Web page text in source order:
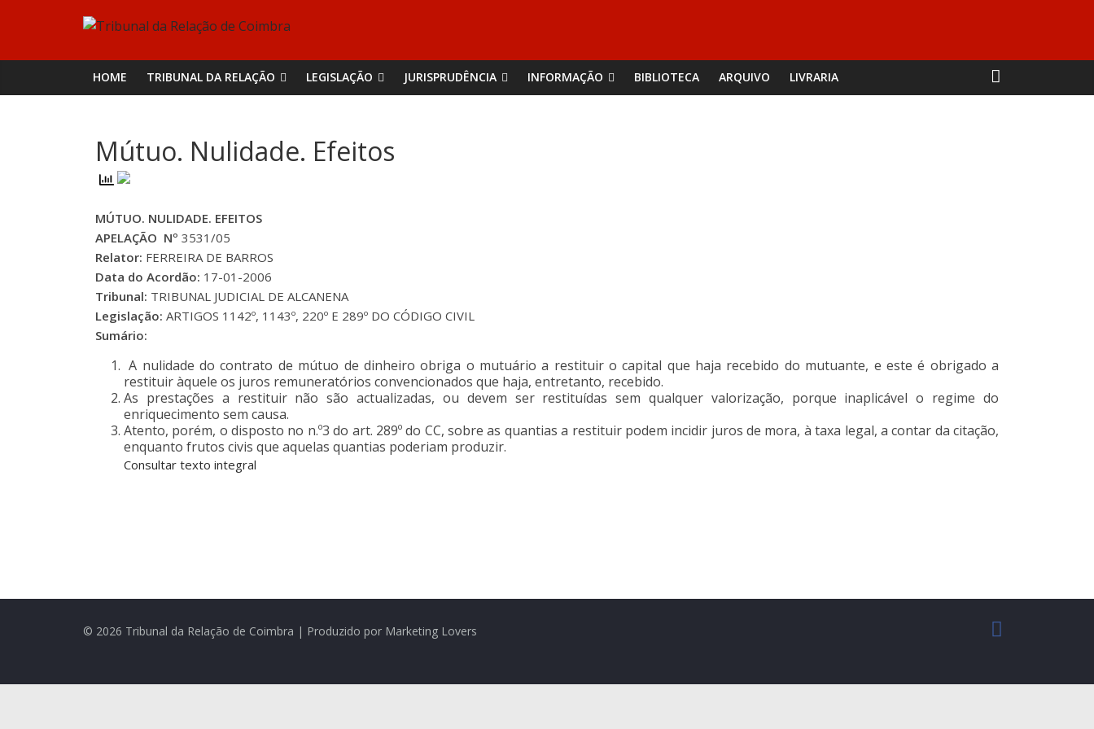
Tribunal
da
Relação
de
Coimbra
HOME TRIBUNAL DA RELAÇÃO LEGISLAÇÃO JURISPRUDÊNCIA INFORMAÇÃO BIBLIOTECA ARQUIVO LIVRARIA
Mútuo. Nulidade. Efeitos
MÚTUO. NULIDADE. EFEITOS
APELAÇÃO Nº 3531/05
Relator: FERREIRA DE BARROS
Data do Acordão: 17-01-2006
Tribunal: TRIBUNAL JUDICIAL DE ALCANENA
Legislação: ARTIGOS 1142º, 1143º, 220º E 289º DO CÓDIGO CIVIL
Sumário:
A nulidade do contrato de mútuo de dinheiro obriga o mutuário a restituir o capital que haja recebido do mutuante, e este é obrigado a
restituir àquele os juros remuneratórios convencionados que haja, entretanto, recebido.
As prestações a restituir não são actualizadas, ou devem ser restituídas sem qualquer valorização, porque inaplicável o regime do
enriquecimento sem causa.
Atento, porém, o disposto no n.º3 do art. 289º do CC, sobre as quantias a restituir podem incidir juros de mora, à taxa legal, a contar da citação,
enquanto frutos civis que aquelas quantias poderiam produzir.
Consultar texto integral
© 2026 Tribunal da Relação de Coimbra | Produzido por Marketing Lovers